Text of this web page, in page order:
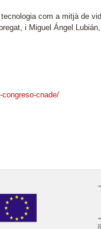
com a mitjà de
i Miguel Ángel
cnade/